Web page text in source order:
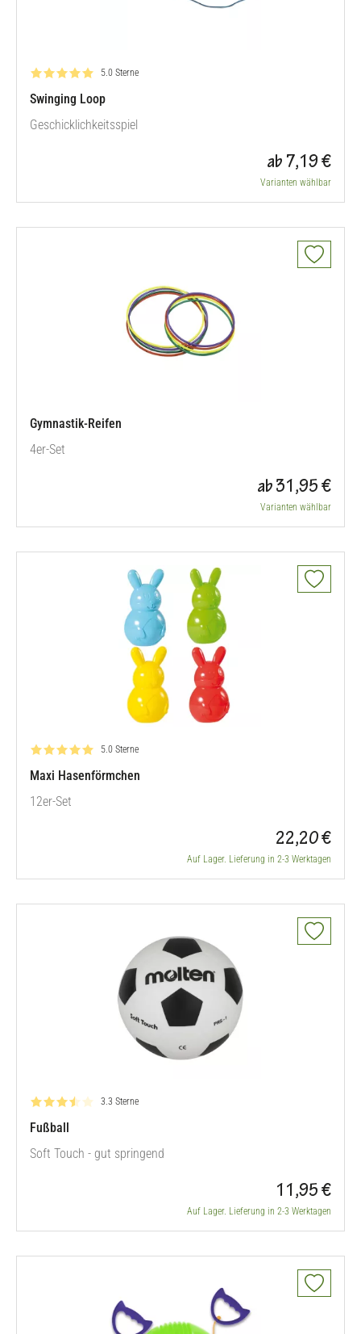
Bewertung: 5.0 von 5
5.0 Sterne
Swinging Loop
Geschicklichkeitsspiel
ab 7,19 €
Varianten wählbar
Gymnastik-Reifen
4er-Set
ab 31,95 €
Varianten wählbar
Bewertung: 5.0 von 5
5.0 Sterne
Maxi Hasenförmchen
12er-Set
22,20 €
Auf Lager. Lieferung in 2-3 Werktagen
Bewertung: 3.3 von 5
3.3 Sterne
Fußball
Soft Touch - gut springend
11,95 €
Auf Lager. Lieferung in 2-3 Werktagen